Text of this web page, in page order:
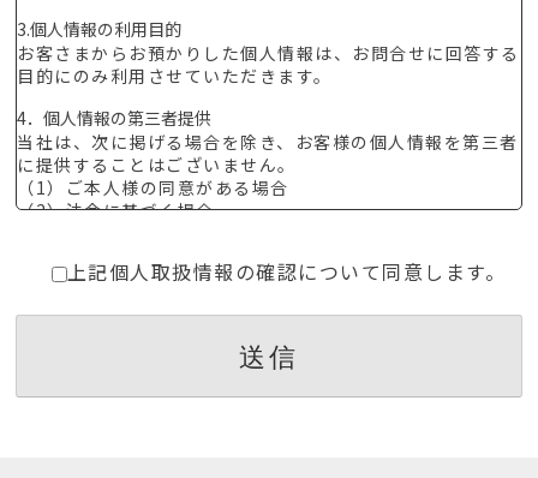
3.個人情報の利用目的
お客さまからお預かりした個人情報は、お問合せに回答する
目的にのみ利用させていただきます。
4．個人情報の第三者提供
当社は、次に掲げる場合を除き、お客様の個人情報を第三者
に提供することはございません。
（1）ご本人様の同意がある場合
（2）法令に基づく場合
（4）公衆衛生の向上又は児童の健全な育成の推進のために
（5）国の機関もしくは地方公共団体又はその委託を受けた
者が法令の定める事務を遂行することに対して協力する必要
がある場合であって、ご本人様の同意を得ることによって当
上記個人取扱情報の確認について同意します。